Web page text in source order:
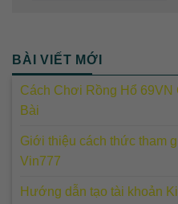
BÀI VIẾT MỚI
Cách Chơi Rồng Hổ 69VN
Bài
Giới thiệu cách thức tham
Vin777
Hướng dẫn tạo tài khoản